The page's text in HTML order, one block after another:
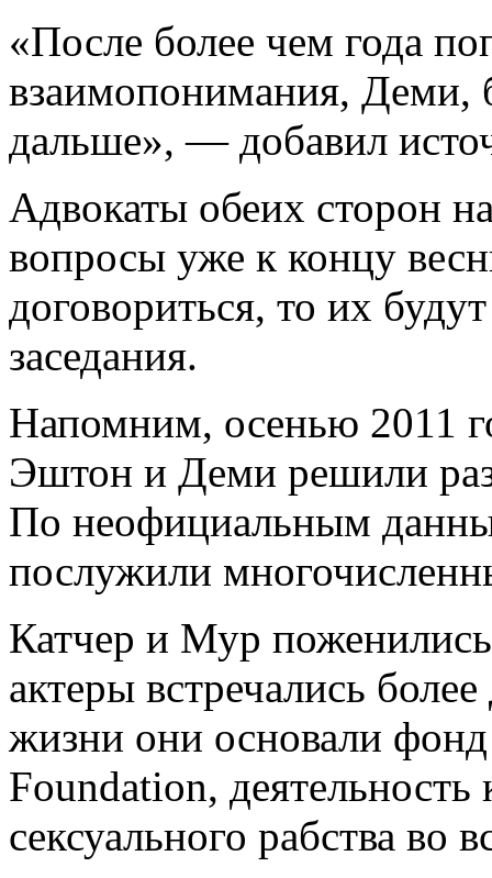
«После более чем года
взаимопонимания, Деми,
дальше», — добавил
Адвокаты обеих сторон
вопросы уже к концу
договориться, то их
заседания.
Напомним, осенью 2011
Эштон и Деми решили
По неофициальным
послужили
Катчер и Мур поженились
актеры встречались
жизни они основали
Foundation, деятельность
сексуального рабства во